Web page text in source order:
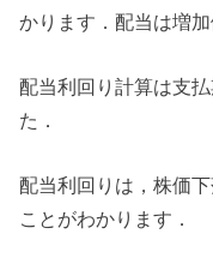
かります．配当は増
配当利回り計算は支
た．
配当利回りは，株価
ことがわかります．